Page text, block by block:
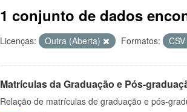
1 conjunto de dados
Licenças: Outra (Aberta) Formatos: CSV
Matrículas da Graduação e Pós-
Relação de matrículas de graduação e pós-